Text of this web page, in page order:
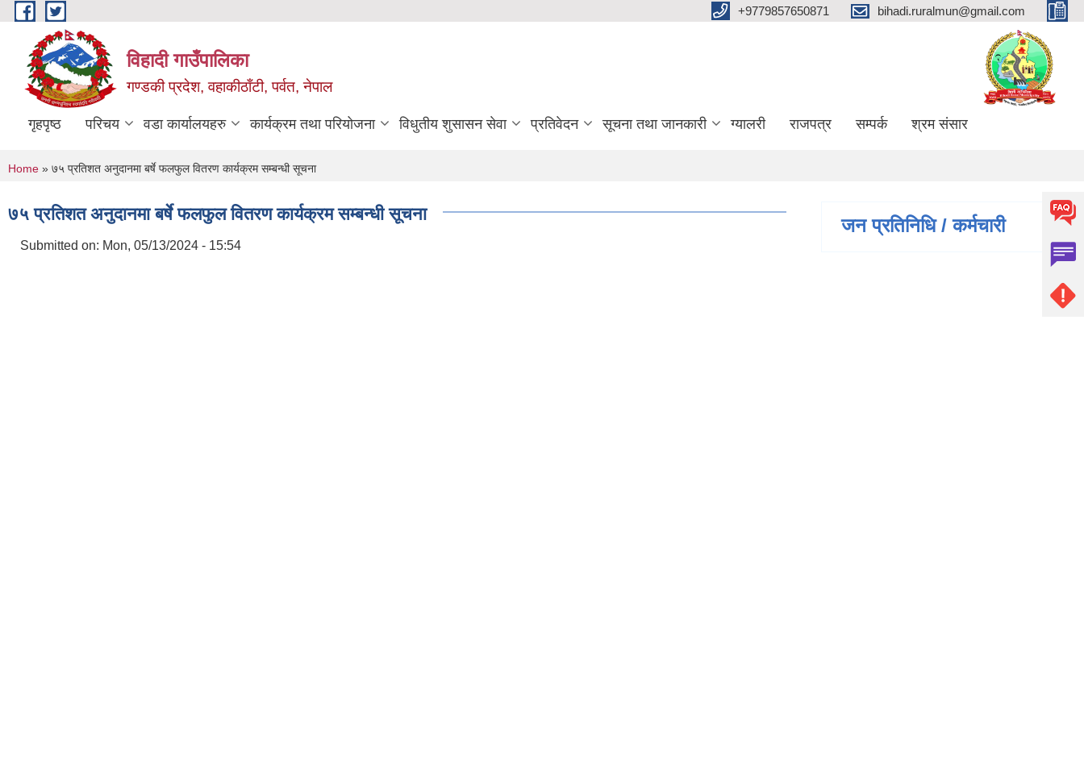
Skip to main content +9779857650871 bihadi.ruralmun@gmail.com
विहादी गाउँपालिका
गण्डकी प्रदेश, वहाकीठाँटी, पर्वत, नेपाल
गृहपृष्ठ परिचय वडा कार्यालयहरु कार्यक्रम तथा परियोजना विधुतीय शुसासन सेवा प्रतिवेदन सूचना तथा जानकारी ग्यालरी राजपत्र सम्पर्क श्रम संसार
You are here
Home » ७५ प्रतिशत अनुदानमा बर्षे फलफुल वितरण कार्यक्रम सम्बन्धी सूचना
७५ प्रतिशत अनुदानमा बर्षे फलफुल वितरण कार्यक्रम सम्बन्धी सूचना
Submitted on: Mon, 05/13/2024 - 15:54
जन प्रतिनिधि / कर्मचारी